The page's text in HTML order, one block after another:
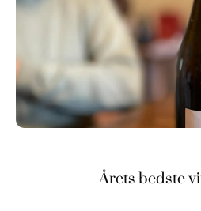
Årets bedste